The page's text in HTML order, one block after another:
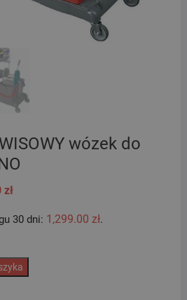
wózek do
złAktualna
1,299.00 zł.
30 dni: 1,299.00 zł.